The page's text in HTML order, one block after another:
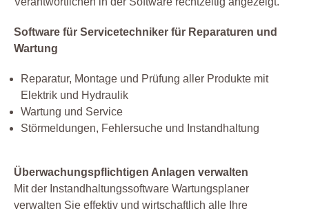
Software für Servicetechniker für Reparaturen und
Wartung
Reparatur, Montage und Prüfung aller Produkte mit
Elektrik und Hydraulik
Wartung und Service
Störmeldungen, Fehlersuche und Instandhaltung
Überwachungspflichtigen Anlagen verwalten
Mit der Instandhaltungssoftware Wartungsplaner
verwalten Sie effektiv und wirtschaftlich alle Ihre